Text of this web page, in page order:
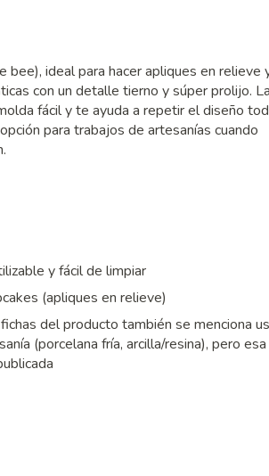
ideal para hacer apliques en relieve
con un detalle tierno y súper prolijo. La
fácil y te ayuda a repetir el diseño
para trabajos de artesanías cuando
y fácil de limpiar
(apliques en relieve)
del producto también se menciona
(porcelana fría, arcilla/resina), pero esa